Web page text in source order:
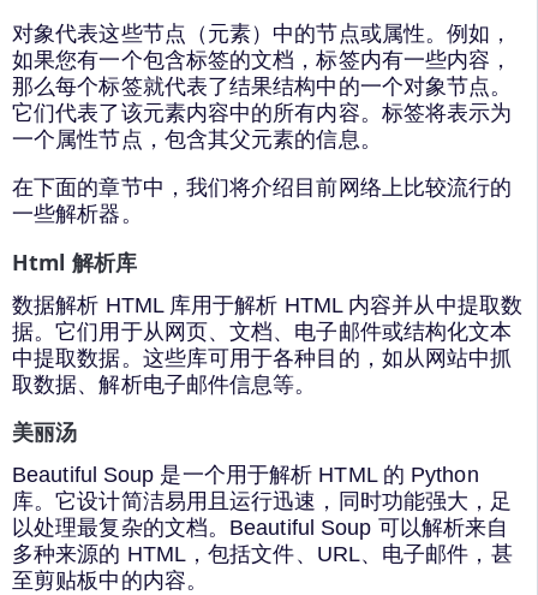
对象代表这些节点（元素）中的节点或属性。例如，
如果您有一个包含标签的文档，标签内有一些内容，
那么每个标签就代表了结果结构中的一个对象节点。
它们代表了该元素内容中的所有内容。标签将表示为
一个属性节点，包含其父元素的信息。
在下面的章节中，我们将介绍目前网络上比较流行的
一些解析器。
Html 解析库
数据解析 HTML 库用于解析 HTML 内容并从中提取数
据。它们用于从网页、文档、电子邮件或结构化文本
中提取数据。这些库可用于各种目的，如从网站中抓
取数据、解析电子邮件信息等。
美丽汤
Beautiful Soup 是一个用于解析 HTML 的 Python
库。它设计简洁易用且运行迅速，同时功能强大，足
以处理最复杂的文档。Beautiful Soup 可以解析来自
多种来源的 HTML，包括文件、URL、电子邮件，甚
至剪贴板中的内容。